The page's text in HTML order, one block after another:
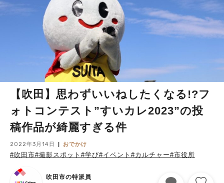
【吹田】思わずいいねしたくなる!?フ
ォトコンテスト”すいカレ2023”の投
稿作品が綺麗すぎる件
2022年3月14日 おでかけ
#吹田市#撮影スポット #学び#イベント #カルチャー#市役所
吹田市の特派員